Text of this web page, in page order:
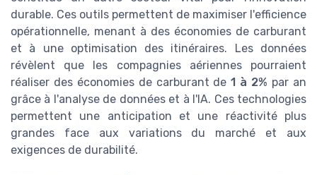
durable. Ces outils permettent de maximiser l'efficience
opérationnelle, menant à des économies de carburant
et à une optimisation des itinéraires. Les données
révèlent que les compagnies aériennes pourraient
réaliser des économies de carburant de1 à 2% par an
grâce à l'analyse de données et à l'IA. Ces technologies
permettent une anticipation et une réactivité plus
grandes face aux variations du marché et aux
exigences de durabilité.